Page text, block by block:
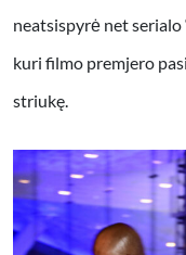
neatsispyrė net serialo
kuri filmo premjero
striukę.